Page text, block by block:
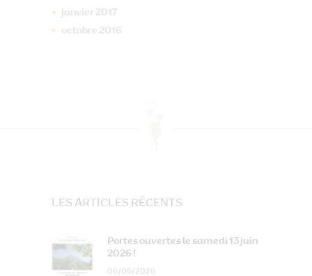
janvier 2017
octobre 2016
LES ARTICLES RÉCENTS
Portes ouvertes le samedi 13 juin
2026 !
06/06/2026